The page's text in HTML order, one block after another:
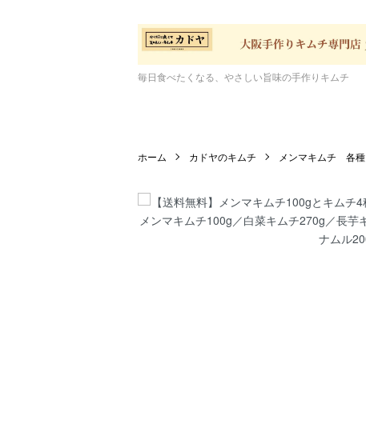
毎日食べたくなる、やさしい旨味の手作りキムチ
ホーム カドヤのキムチ メンマキムチ 各種